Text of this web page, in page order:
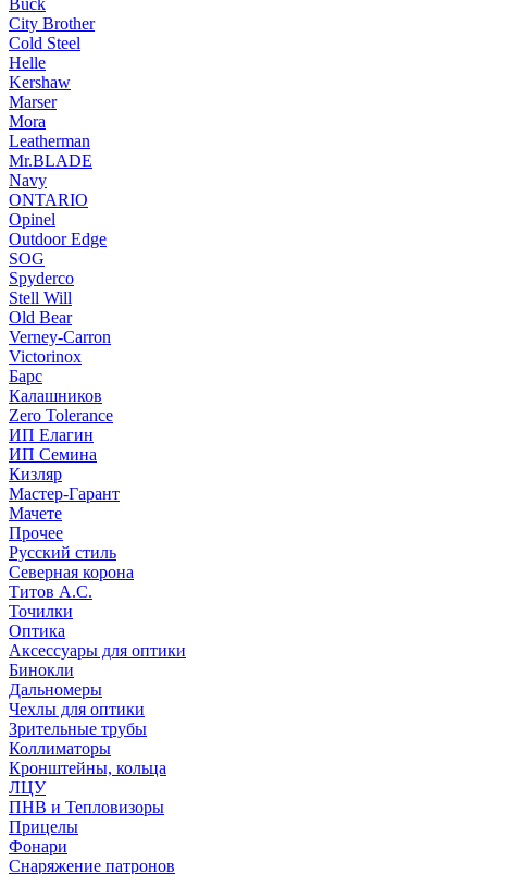
Buck
City Brother
Cold Steel
Helle
Kershaw
Marser
Mora
Leatherman
Mr.BLADE
Navy
ONTARIO
Opinel
Outdoor Edge
SOG
Spyderco
Stell Will
Old Bear
Verney-Carron
Victorinox
Барс
Калашников
Zero Tolerance
ИП Елагин
ИП Семина
Кизляр
Мастер-Гарант
Мачете
Прочее
Русский стиль
Северная корона
Титов А.С.
Точилки
Оптика
Аксессуары для оптики
Бинокли
Дальномеры
Чехлы для оптики
Зрительные трубы
Коллиматоры
Кронштейны, кольца
ЛЦУ
ПНВ и Тепловизоры
Прицелы
Фонари
Снаряжение патронов